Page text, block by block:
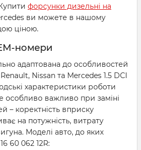
форсунки дизельні на
ви можете в нашому
ціною.
номери
адаптована до особливостей
Nissan та Mercedes 1.5 DCI
характеристики роботи
особливо важливо при заміні
– коректність вприску
на потужність, витрату
Моделі авто, до яких
60 062 12R: